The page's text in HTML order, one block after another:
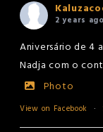
2 years ago
Aniversário de 4
Nadja com o
Photo
View on Facebook ·